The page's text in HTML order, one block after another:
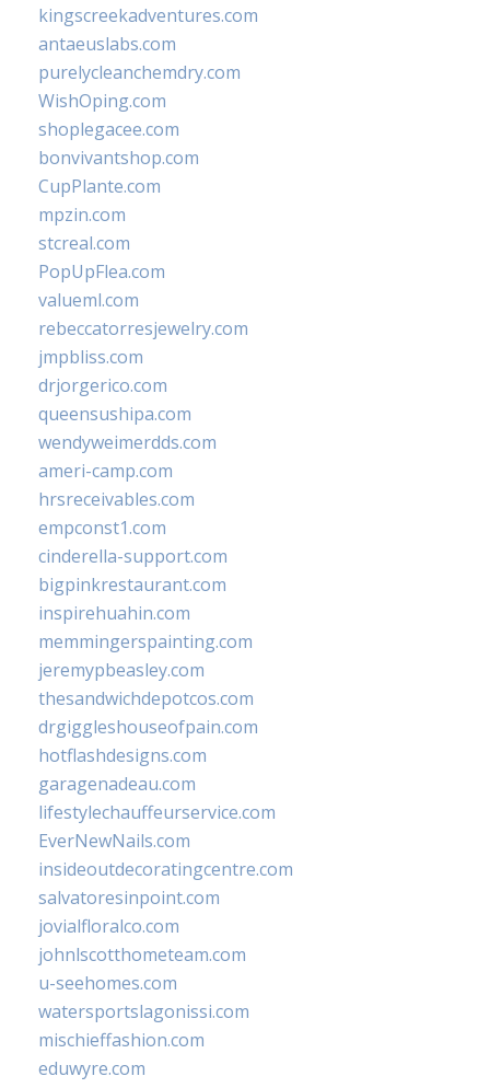
kingscreekadventures.com
antaeuslabs.com
purelycleanchemdry.com
WishOping.com
shoplegacee.com
bonvivantshop.com
CupPlante.com
mpzin.com
stcreal.com
PopUpFlea.com
valueml.com
rebeccatorresjewelry.com
jmpbliss.com
drjorgerico.com
queensushipa.com
wendyweimerdds.com
ameri-camp.com
hrsreceivables.com
empconst1.com
cinderella-support.com
bigpinkrestaurant.com
inspirehuahin.com
memmingerspainting.com
jeremypbeasley.com
thesandwichdepotcos.com
drgiggleshouseofpain.com
hotflashdesigns.com
garagenadeau.com
lifestylechauffeurservice.com
EverNewNails.com
insideoutdecoratingcentre.com
salvatoresinpoint.com
jovialfloralco.com
johnlscotthometeam.com
u-seehomes.com
watersportslagonissi.com
mischieffashion.com
eduwyre.com